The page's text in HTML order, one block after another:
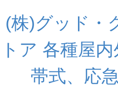
(株)グッド・
トア 各種屋
帯式、応